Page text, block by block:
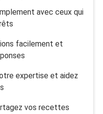
avec ceux qui
facilement et
expertise et aidez
vos recettes